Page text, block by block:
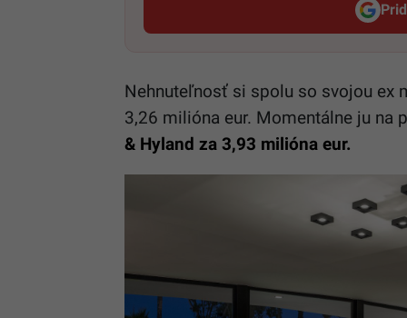
Nehnuteľnosť si spolu so svojou ex
3,26 milióna eur. Momentálne ju na
& Hyland za 3,93 milióna eur.